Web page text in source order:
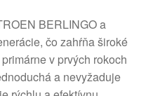
BERLINGO a
čo zahŕňa široké
v prvých rokoch
a nevyžaduje